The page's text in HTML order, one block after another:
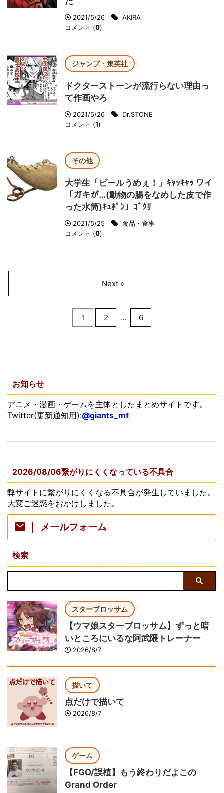
2021/5/26
AKIRA
コメント (0)
ジャンプ・集英社
ドクターストーンが流行らない理由っ
て作画やろ
2021/5/26
Dr.STONE
コメント (1)
その他
大学生「ビールうめぇ！」ｷｬｯｷｬｯ ワイ
「ガキが…(動物の腸をなめした皮で作
った水筒)ｷｭﾎﾟﾝ」ｺﾞｸﾘ
2021/5/25
食品・食事
コメント (0)
1 2 … 6
Next »
お知らせ
アニメ・漫画・ゲームを主体としたまとめサイトです。
Twitter(更新通知用):@giants_mt
2026/08/06繋がりにくくなっている不具合
弊サイトに繋がりにくくなる不具合が発生していました。
大変ご迷惑をおかけしました。
メールフォーム
検索
スターブロッサム
【ウマ娘スターブロッサム】ずっと暗
いところにいるな阿武隈トレーナー
2026/8/7
描いて
点だけで描いて
2026/8/7
ゲーム
【FGO/誤植】もう終わりだよこの
Grand Order